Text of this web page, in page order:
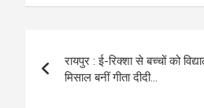
navigation
रायपुर : ई-रिक्शा से बच्चों को
मिसाल बनीं गीता दीदी…